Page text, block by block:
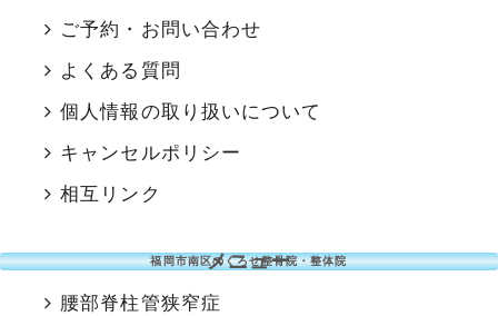
ご予約・お問い合わせ
よくある質問
個人情報の取り扱いについて
キャンセルポリシー
相互リンク
福岡市南区のくろせ整骨院・整体院
メニュー
腰部脊柱管狭窄症